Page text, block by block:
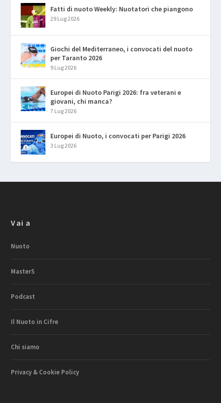
Fatti di nuoto Weekly: Nuotatori che piangono
29 Lug 2026
Giochi del Mediterraneo, i convocati del nuoto
per Taranto 2026
9 Lug 2026
Europei di Nuoto Parigi 2026: fra veterani e
giovani, chi manca?
7 Lug 2026
Europei di Nuoto, i convocati per Parigi 2026
3 Lug 2026
Vai a
Nuoto
MasterS
Podcast
Il Nuoto in Cifre
Chi siamo
Privacy & Cookie Policy